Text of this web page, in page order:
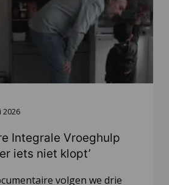
2026
Integrale Vroeghulp
iets niet klopt’
volgen we drie